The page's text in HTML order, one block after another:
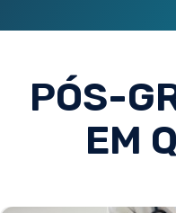
PÓS-
EM